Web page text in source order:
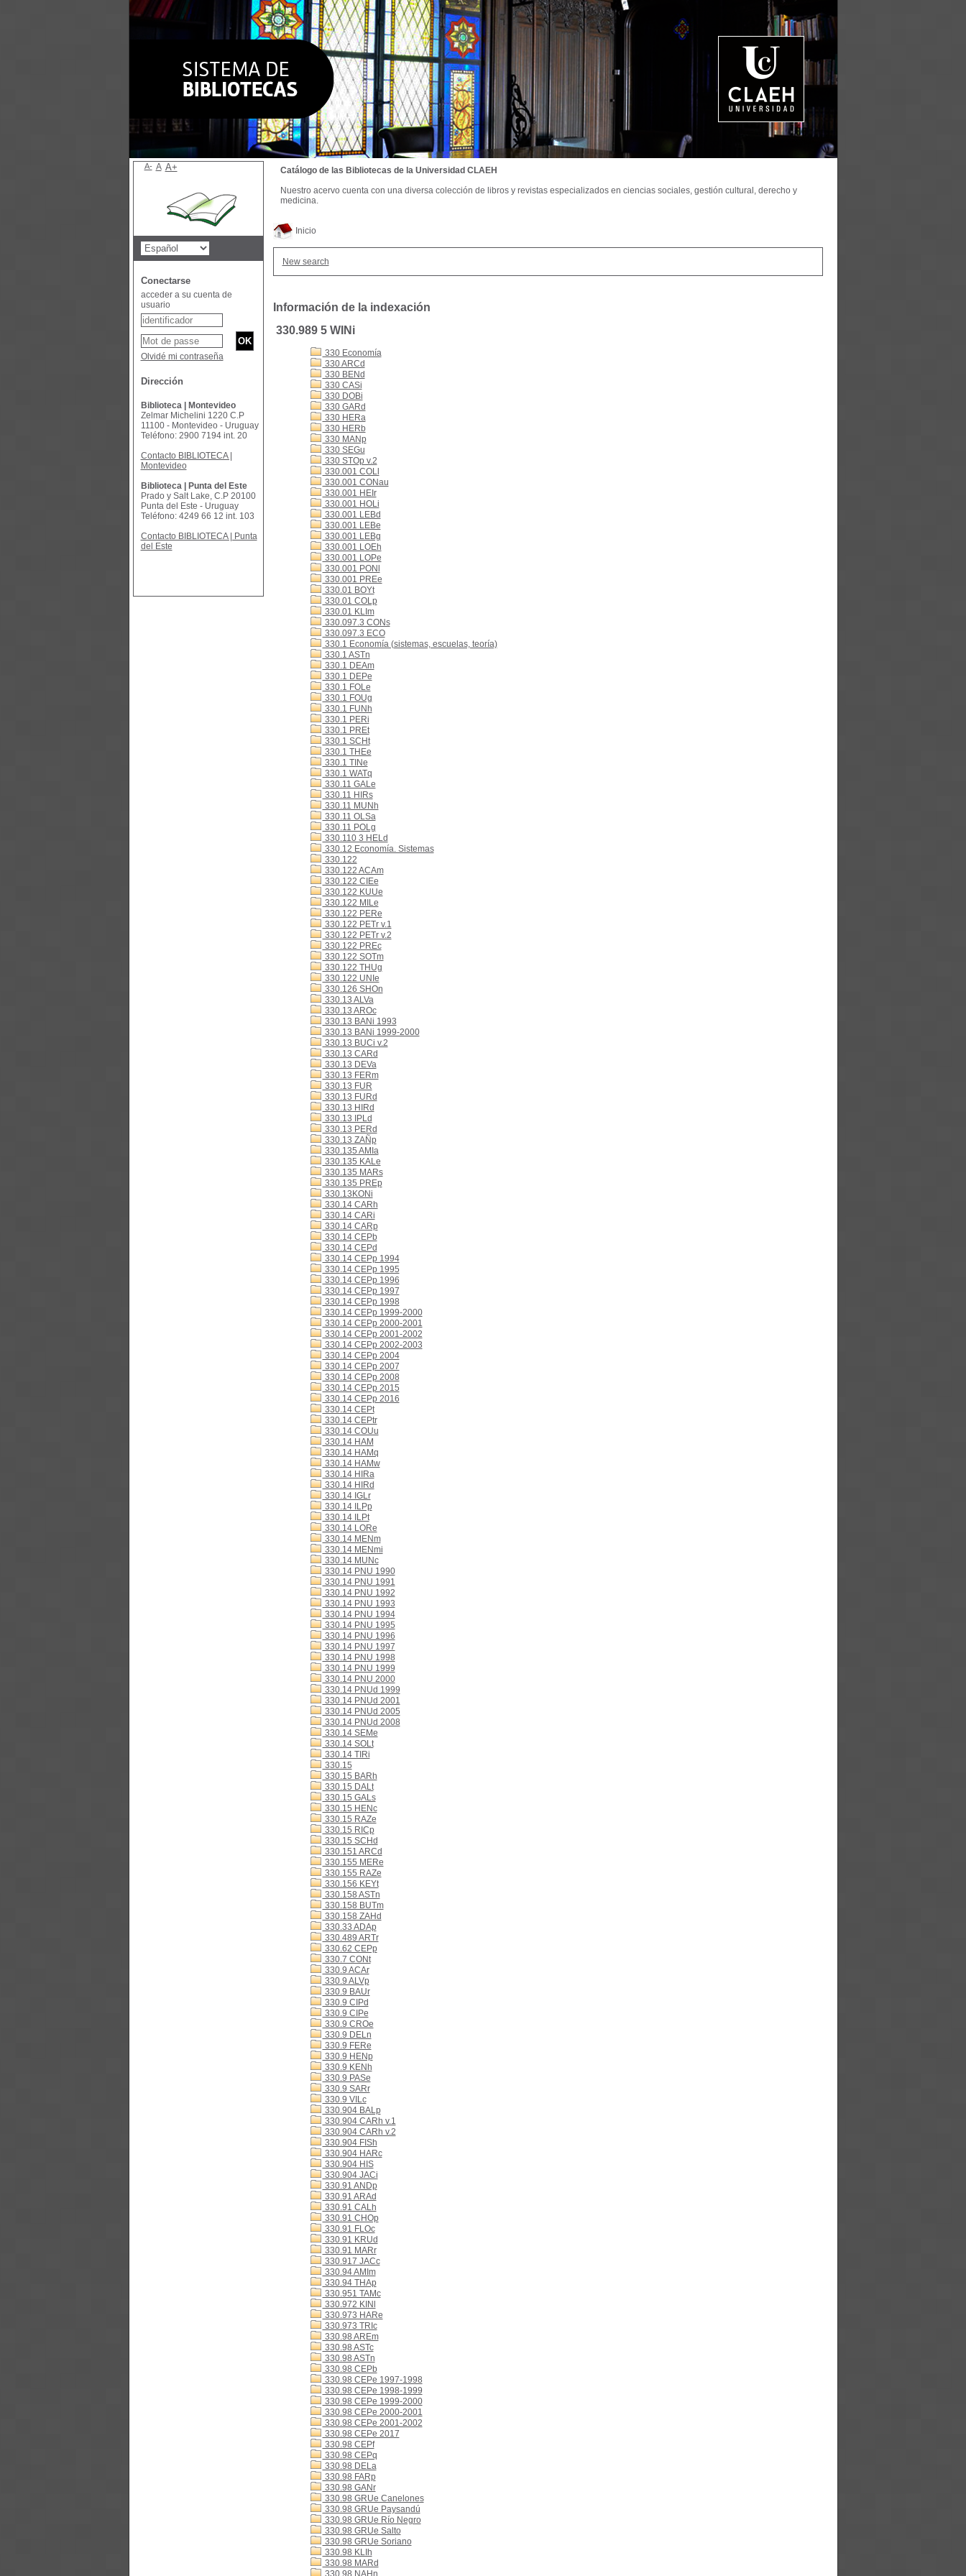
Inicio
New search
Información de la indexación
330.989 5 WINi
330 Economía
330 ARCd
330 BENd
330 CASi
330 DOBi
330 GARd
330 HERa
330 HERb
330 MANp
330 SEGu
330 STOp v.2
330.001 COLl
330.001 CONau
330.001 HEIr
330.001 HOLi
330.001 LEBd
330.001 LEBe
330.001 LEBg
330.001 LOEh
330.001 LOPe
330.001 PONl
330.001 PREe
330.01 BOYt
330.01 COLp
330.01 KLIm
330.097.3 CONs
330.097.3 ECO
330.1 Economía (sistemas, escuelas, teoría)
330.1 ASTn
330.1 DEAm
330.1 DEPe
330.1 FOLe
330.1 FOUg
330.1 FUNh
330.1 PERi
330.1 PREt
330.1 SCHt
330.1 THEe
330.1 TINe
330.1 WATq
330.11 GALe
330.11 HIRs
330.11 MUNh
330.11 OLSa
330.11 POLg
330.110 3 HELd
330.12 Economía. Sistemas
330.122
330.122 ACAm
330.122 CIEe
330.122 KUUe
330.122 MILe
330.122 PERe
330.122 PETr v.1
330.122 PETr v.2
330.122 PREc
330.122 SOTm
330.122 THUg
330.122 UNIe
330.126 SHOn
330.13 ALVa
330.13 AROc
330.13 BANi 1993
330.13 BANi 1999-2000
330.13 BUCi v.2
330.13 CARd
330.13 DEVa
330.13 FERm
330.13 FUR
330.13 FURd
330.13 HIRd
330.13 IPLd
330.13 PERd
330.13 ZAÑp
330.135 AMIa
330.135 KALe
330.135 MARs
330.135 PREp
330.13KONi
330.14 CARh
330.14 CARi
330.14 CARp
330.14 CEPb
330.14 CEPd
330.14 CEPp 1994
330.14 CEPp 1995
330.14 CEPp 1996
330.14 CEPp 1997
330.14 CEPp 1998
330.14 CEPp 1999-2000
330.14 CEPp 2000-2001
330.14 CEPp 2001-2002
330.14 CEPp 2002-2003
330.14 CEPp 2004
330.14 CEPp 2007
330.14 CEPp 2008
330.14 CEPp 2015
330.14 CEPp 2016
330.14 CEPt
330.14 CEPtr
330.14 COUu
330.14 HAM
330.14 HAMq
330.14 HAMw
330.14 HIRa
330.14 HIRd
330.14 IGLr
330.14 ILPp
330.14 ILPt
330.14 LORe
330.14 MENm
330.14 MENmi
330.14 MUNc
330.14 PNU 1990
330.14 PNU 1991
330.14 PNU 1992
330.14 PNU 1993
330.14 PNU 1994
330.14 PNU 1995
330.14 PNU 1996
330.14 PNU 1997
330.14 PNU 1998
330.14 PNU 1999
330.14 PNU 2000
330.14 PNUd 1999
330.14 PNUd 2001
330.14 PNUd 2005
330.14 PNUd 2008
330.14 SEMe
330.14 SOLt
330.14 TIRi
330.15
330.15 BARh
330.15 DALt
330.15 GALs
330.15 HENc
330.15 RAZe
330.15 RICp
330.15 SCHd
330.151 ARCd
330.155 MERe
330.155 RAZe
330.156 KEYt
330.158 ASTn
330.158 BUTm
330.158 ZAHd
330.33 ADAp
330.489 ARTr
330.62 CEPp
330.7 CONt
330.9 ACAr
330.9 ALVp
330.9 BAUr
330.9 CIPd
330.9 CIPe
330.9 CROe
330.9 DELn
330.9 FERe
330.9 HENp
330.9 KENh
330.9 PASe
330.9 SARr
330.9 VILc
330.904 BALp
330.904 CARh v.1
330.904 CARh v.2
330.904 FISh
330.904 HARc
330.904 HIS
330.904 JACi
330.91 ANDp
330.91 ARAd
330.91 CALh
330.91 CHOp
330.91 FLOc
330.91 KRUd
330.91 MARr
330.917 JACc
330.94 AMIm
330.94 THAp
330.951 TAMc
330.972 KINl
330.973 HARe
330.973 TRIc
330.98 AREm
330.98 ASTc
330.98 ASTn
330.98 CEPb
330.98 CEPe 1997-1998
330.98 CEPe 1998-1999
330.98 CEPe 1999-2000
330.98 CEPe 2000-2001
330.98 CEPe 2001-2002
330.98 CEPe 2017
330.98 CEPf
330.98 CEPq
330.98 DELa
330.98 FARp
330.98 GANr
330.98 GRUe Canelones
330.98 GRUe Paysandú
330.98 GRUe Río Negro
330.98 GRUe Salto
330.98 GRUe Soriano
330.98 KLIh
330.98 MARd
330.98 NAHn
Catálogo de las Bibliotecas de la Universidad CLAEH
Nuestro acervo cuenta con una diversa colección de libros y revistas especializados en ciencias sociales, gestión cultural, derecho y
medicina.
A- A A+
Conectarse
acceder a su cuenta de
usuario
Olvidé mi contraseña
Dirección
Biblioteca | Montevideo
Zelmar Michelini 1220 C.P
11100 - Montevideo - Uruguay
Teléfono: 2900 7194 int. 20
Contacto BIBLIOTECA |
Montevideo
Biblioteca | Punta del Este
Prado y Salt Lake, C.P 20100
Punta del Este - Uruguay
Teléfono: 4249 66 12 int. 103
Contacto BIBLIOTECA | Punta
del Este